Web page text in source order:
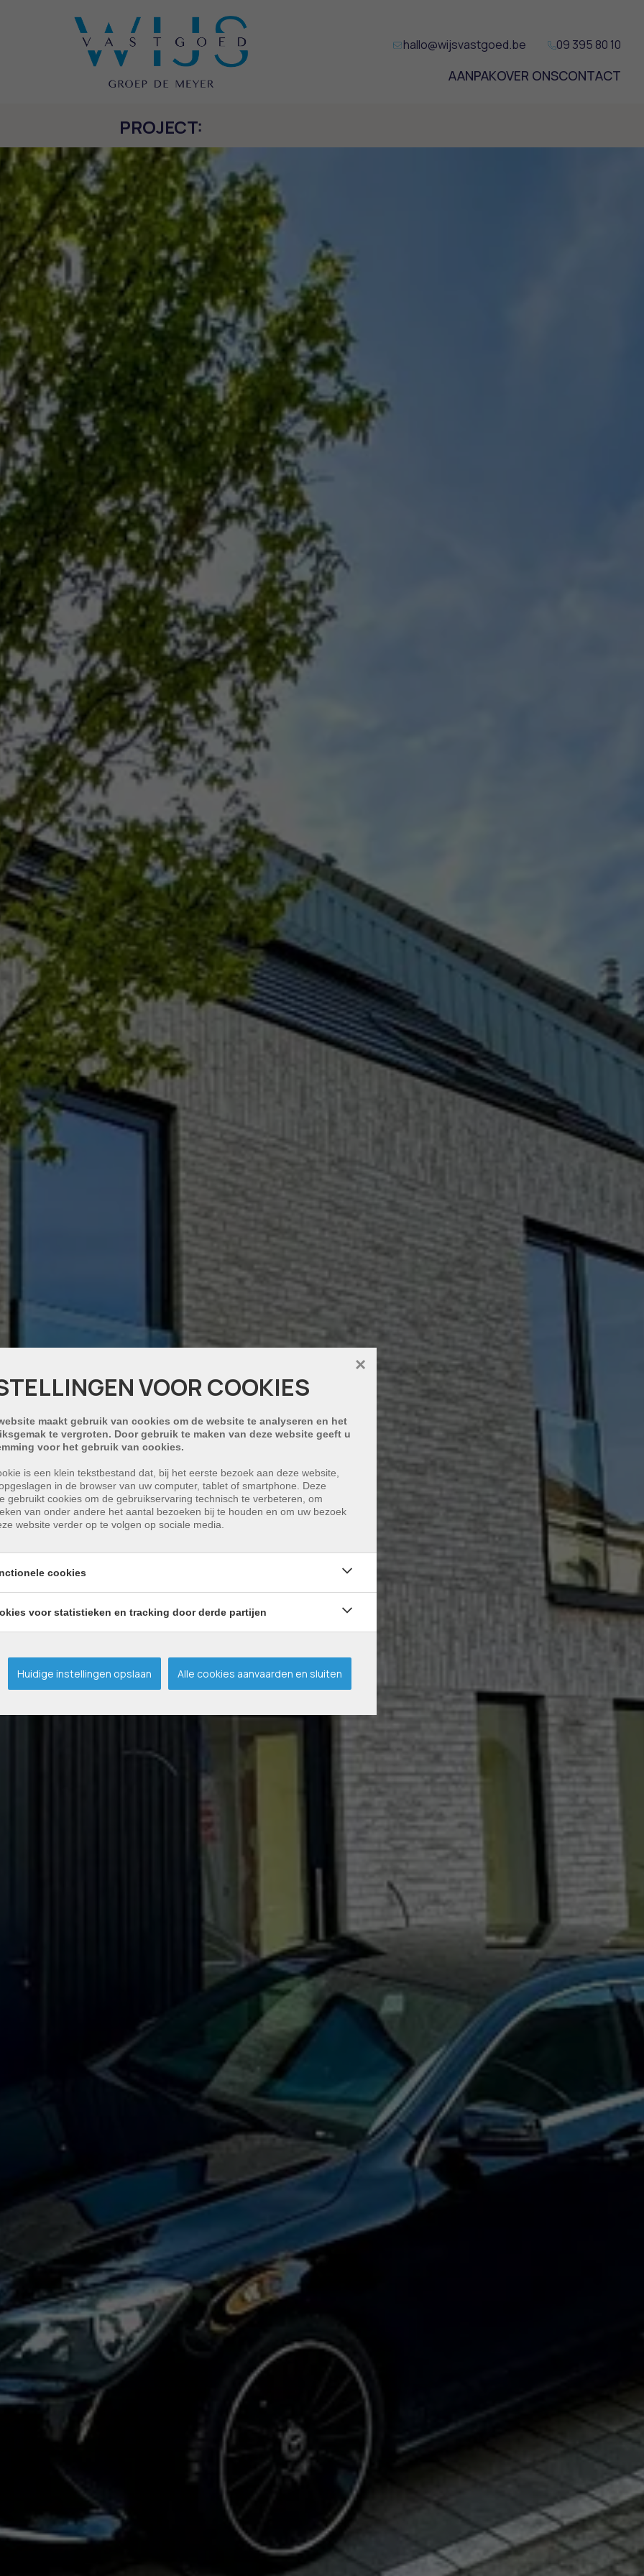
AANPAKOVER ONSCONTACT
hallo@wijsvastgoed.be 09 395 80 10
PROJECT:
VOOR COOKIES
maakt gebruik van cookies om de website te analyseren en het
te vergroten. Door gebruik te maken van deze website geeft u
voor het gebruik van cookies.
is een klein tekstbestand dat, bij het eerste bezoek aan deze website,
in de browser van uw computer, tablet of smartphone. Deze
gebruikt cookies om de gebruikservaring technisch te verbeteren, om
van onder andere het aantal bezoeken bij te houden en om uw bezoek
website verder op te volgen op sociale media.
×
cookies
voor statistieken en tracking door derde partijen
Huidige instellingen opslaan Alle cookies aanvaarden en sluiten